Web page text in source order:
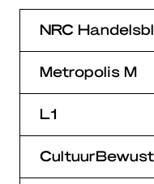
NRC
Metropolis M
L1